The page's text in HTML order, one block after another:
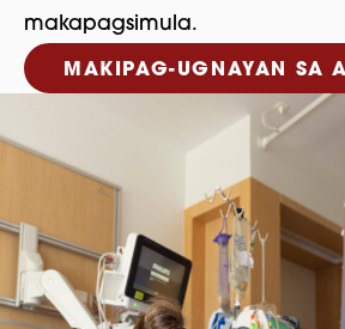
makapagsimula.
MAKIPAG-UGNAYAN SA